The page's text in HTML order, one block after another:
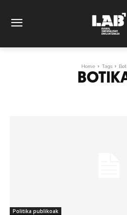
Home Tags
Politika publikoak